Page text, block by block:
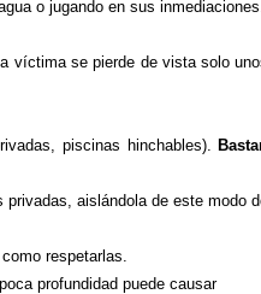
o jugando en sus inmediaciones.
víctima se pierde de vista solo
piscinas hinchables).
aislándola de este modo
como respetarlas.
profundidad puede causar